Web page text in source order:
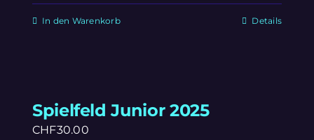
In den Warenkorb Details
Spielfeld Junior 2025
CHF30.00